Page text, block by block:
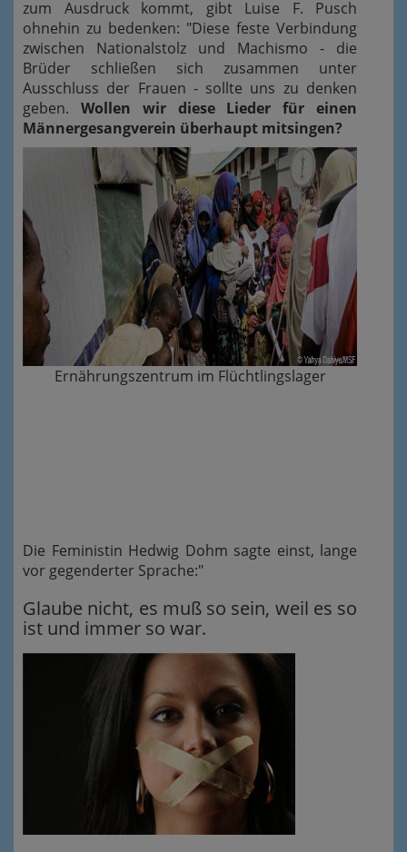
zum Ausdruck kommt, gibt Luise F. Pusch
ohnehin zu bedenken: "Diese feste Verbindung
zwischen Nationalstolz und Machismo - die
Brüder schließen sich zusammen unter
Ausschluss der Frauen - sollte uns zu denken
geben. Wollen wir diese Lieder für einen
Männergesangverein überhaupt mitsingen?
Ernährungszentrum im Flüchtlingslager
Die Feministin Hedwig Dohm sagte einst, lange
vor gegenderter Sprache:"
Glaube nicht, es muß so sein, weil es so
ist und immer so war.